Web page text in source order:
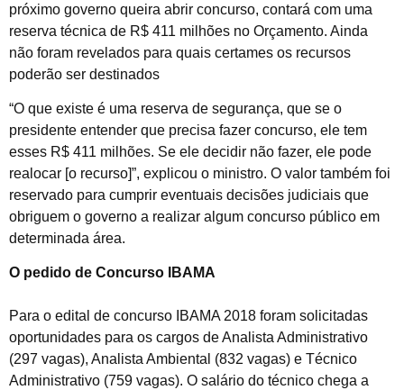
próximo governo queira abrir concurso, contará com uma
reserva técnica de R$ 411 milhões no Orçamento. Ainda
não foram revelados para quais certames os recursos
poderão ser destinados
“O que existe é uma reserva de segurança, que se o
presidente entender que precisa fazer concurso, ele tem
esses R$ 411 milhões. Se ele decidir não fazer, ele pode
realocar [o recurso]”, explicou o ministro. O valor também foi
reservado para cumprir eventuais decisões judiciais que
obriguem o governo a realizar algum concurso público em
determinada área.
O pedido de Concurso IBAMA
Para o edital de concurso IBAMA 2018 foram solicitadas
oportunidades para os cargos de Analista Administrativo
(297 vagas), Analista Ambiental (832 vagas) e Técnico
Administrativo (759 vagas). O salário do técnico chega a